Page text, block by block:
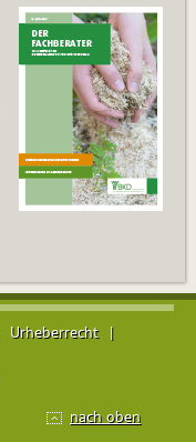
Urheberrecht
nach oben